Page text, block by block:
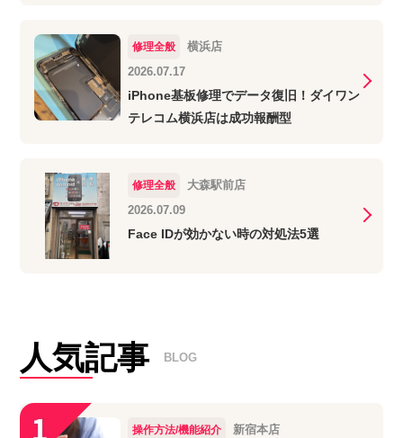
修理全般
横浜店
2026.07.17
iPhone基板修理でデータ復旧！ダイワン
テレコム横浜店は成功報酬型
修理全般
大森駅前店
2026.07.09
Face IDが効かない時の対処法5選
人気記事 BLOG
操作方法/機能紹介
新宿本店